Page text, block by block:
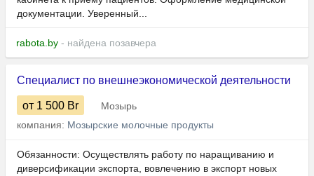
документации. Уверенный...
rabota.by - найдена позавчера
Специалист по внешнеэкономической деятельности
от 1 500 Br
Мозырь
компания: Мозырские молочные продукты
Обязанности: Осуществлять работу по наращиванию и
диверсификации экспорта, вовлечению в экспорт новых